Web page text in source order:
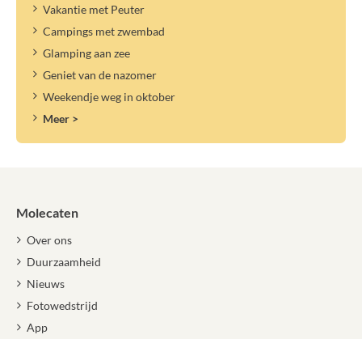
Vakantie met Peuter
Campings met zwembad
Glamping aan zee
Geniet van de nazomer
Weekendje weg in oktober
Meer >
Molecaten
Over ons
Duurzaamheid
Nieuws
Fotowedstrijd
App